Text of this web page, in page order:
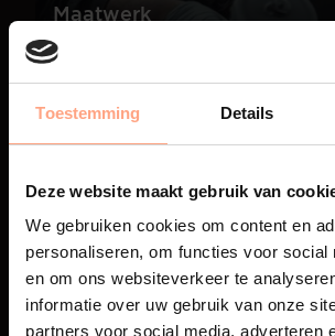
Toestemming Details
Deze website maakt gebruik van
We gebruiken cookies om content en
personaliseren, om functies voor social
en om ons websiteverkeer te
informatie over uw gebruik van onze
partners voor social media, adverteren
01
Maatwerk
PUUUR staat voor op maat